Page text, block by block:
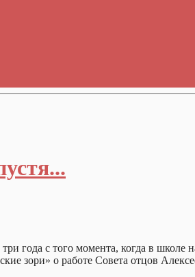
года с того момента, когда в
зори» о работе Совета отцов